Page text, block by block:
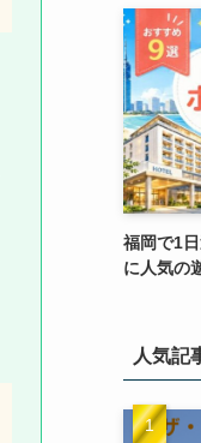
福岡で1
に人気の
人気記